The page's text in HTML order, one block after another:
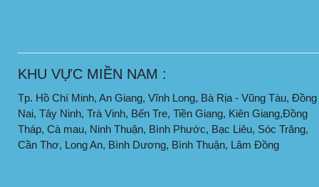
KHU VỰC MIỀN NAM :
Tp. Hồ Chí Minh, An Giang, Vĩnh Long, Bà Rịa - Vũng Tàu, Đồng
Nai, Tây Ninh, Trà Vinh, Bến Tre, Tiền Giang, Kiên Giang,Đồng
Tháp, Cà mau, Ninh Thuận, Bình Phước, Bạc Liêu, Sóc Trăng,
Cần Thơ, Long An, Bình Dương, Bình Thuận, Lâm Đồng